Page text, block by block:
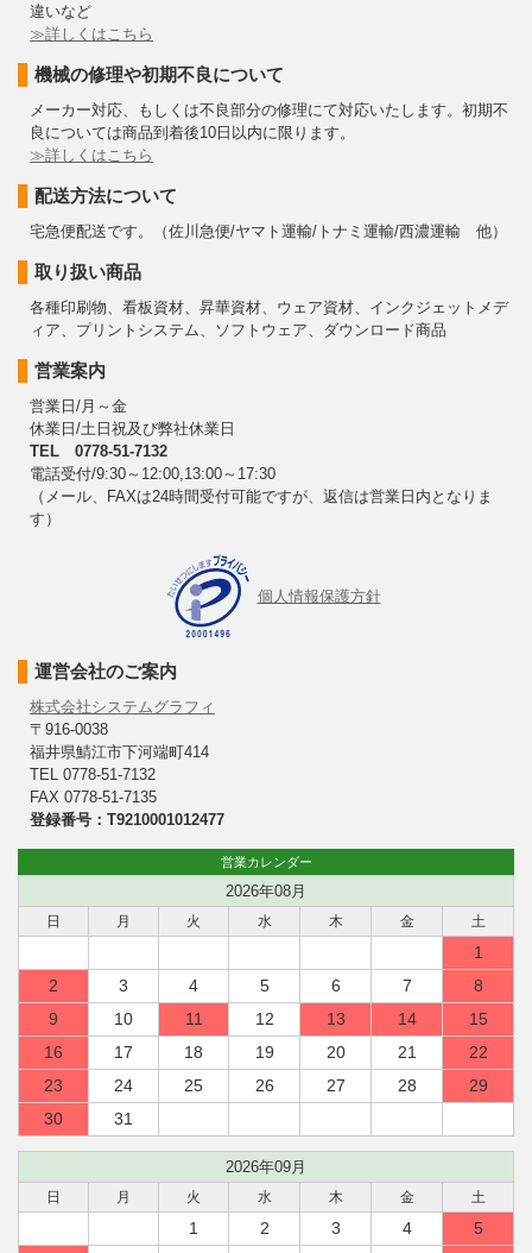
違いなど
≫詳しくはこちら
機械の修理や初期不良について
メーカー対応、もしくは不良部分の修理にて対応いたします。初期不
良については商品到着後10日以内に限ります。
≫詳しくはこちら
配送方法について
宅急便配送です。（佐川急便/ヤマト運輸/トナミ運輸/西濃運輸 他）
取り扱い商品
各種印刷物、看板資材、昇華資材、ウェア資材、インクジェットメデ
ィア、プリントシステム、ソフトウェア、ダウンロード商品
営業案内
営業日/月～金
休業日/土日祝及び弊社休業日
TEL 0778-51-7132
電話受付/9:30～12:00,13:00～17:30
（メール、FAXは24時間受付可能ですが、返信は営業日内となりま
す）
個人情報保護方針
運営会社のご案内
株式会社システムグラフィ
〒916-0038
福井県鯖江市下河端町414
TEL 0778-51-7132
FAX 0778-51-7135
登録番号：T9210001012477
営業カレンダー
2026年08月
日 月 火 水 木 金 土
1
2
3 4 5 6 7
8
9
10 11 12 13 14
15
16
17 18 19 20 21
22
23
24 25 26 27 28
29
30
31
2026年09月
日 月 火 水 木 金 土
1 2 3 4
5